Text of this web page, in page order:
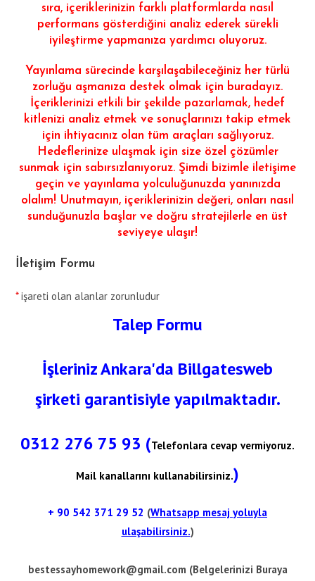
sıra, içeriklerinizin farklı platformlarda nasıl
performans gösterdiğini analiz ederek sürekli
iyileştirme yapmanıza yardımcı oluyoruz.
Yayınlama sürecinde karşılaşabileceğiniz her türlü
zorluğu aşmanıza destek olmak için buradayız.
İçeriklerinizi etkili bir şekilde pazarlamak, hedef
kitlenizi analiz etmek ve sonuçlarınızı takip etmek
için ihtiyacınız olan tüm araçları sağlıyoruz.
Hedeflerinize ulaşmak için size özel çözümler
sunmak için sabırsızlanıyoruz. Şimdi bizimle iletişime
geçin ve yayınlama yolculuğunuzda yanınızda
olalım! Unutmayın, içeriklerinizin değeri, onları nasıl
sunduğunuzla başlar ve doğru stratejilerle en üst
seviyeye ulaşır!
İletişim Formu
*işareti olan alanlar zorunludur
Talep Formu
İşleriniz Ankara'da Billgatesweb
şirketi garantisiyle yapılmaktadır.
0312 276 75 93 (Telefonlara cevap vermiyoruz.
Mail kanallarını kullanabilirsiniz.)
+ 90 542 371 29 52 (Whatsapp mesaj yoluyla
ulaşabilirsiniz.)
bestessayhomework@gmail.com (Belgelerinizi Buraya